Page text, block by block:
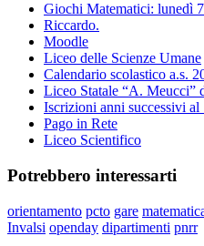
Giochi Matematici: lunedì
Riccardo.
Moodle
Liceo delle Scienze Umane
Calendario scolastico a.s.
Liceo Statale “A. Meucci”
Iscrizioni anni successivi al
Pago in Rete
Liceo Scientifico
Potrebbero interessarti
orientamento pcto gare
Invalsi openday dipartimenti pnrr